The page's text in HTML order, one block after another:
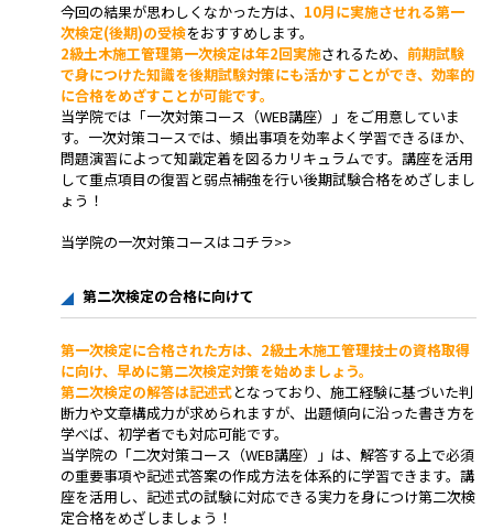
今回の結果が思わしくなかった方は、 10月に実施させれる第一
次検定(後期)の受検をおすすめします。
2級土木施工管理第一次検定は年2回実施されるため、 前期試験
で身につけた知識を後期試験対策にも活かすことができ、効率的
に合格をめざすことが可能です。
当学院では「一次対策コース（WEB講座）」をご用意していま
す。一次対策コースでは、頻出事項を効率よく学習できるほか、
問題演習によって知識定着を図るカリキュラムです。講座を活用
して重点項目の復習と弱点補強を行い後期試験合格をめざしまし
ょう！
当学院の一次対策コースはコチラ>>
第二次検定の合格に向けて
第一次検定に合格された方は、2級土木施工管理技士の資格取得
に向け、早めに第二次検定対策を始めましょう。
第二次検定の解答は記述式となっており、施工経験に基づいた判
断力や文章構成力が求められますが、出題傾向に沿った書き方を
学べば、初学者でも対応可能です。
当学院の「二次対策コース（WEB講座）」は、解答する上で必須
の重要事項や記述式答案の作成方法を体系的に学習できます。講
座を活用し、記述式の試験に対応できる実力を身につけ第二次検
定合格をめざしましょう！